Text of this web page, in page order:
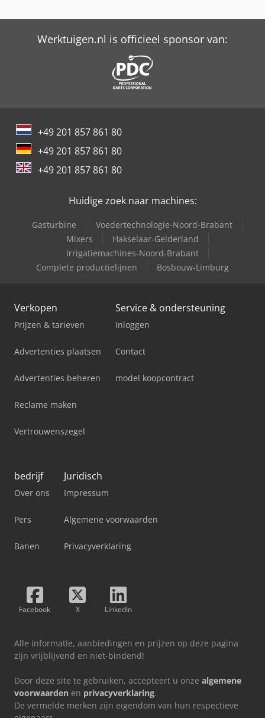
Werktuigen.nl is officieel sponsor van:
+49 201 857 861 80
+49 201 857 861 80
+49 201 857 861 80
Huidige zoek naar machines:
Gasturbine
Voedertechnologie-Noord-Brabant
Mixers
Hakselaar-Gelderland
Irrigatiemachines-Noord-Brabant
Complete productielijnen
Bosbouw-Limburg
Verkopen
Prijzen & tarieven
Advertenties plaatsen
Advertenties beheren
Reclame maken
Vertrouwenszegel
Service & ondersteuning
Inloggen
Contact
model koopcontract
bedrijf
Over ons
Pers
Banen
Juridisch
Impressum
Algemene voorwaarden
Privacyverklaring
Facebook X LinkedIn
Alle informatie, aanbiedingen en prijzen op deze pagina
zijn vrijblijvend en niet-bindend!
Door deze site te gebruiken, accepteert u onze algemene
voorwaarden en privacyverklaring.
De vermelde merken zijn eigendom van hun respectieve